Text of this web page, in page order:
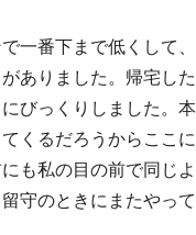
一番下まで低くして、
ありました。帰宅した
びっくりしました。本
くるだろうからここに
も私の目の前で同じよ
守のときにまたやって